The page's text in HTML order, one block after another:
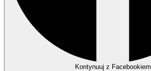
Kontynuuj z Facebookiem